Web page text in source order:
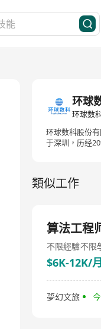
环球
环球数
环球数科股份
于深圳，历经
家知识产权优势企业。 二十余年来，集
刻理解，洞察
文旅、智慧生
管部门、
服务；在智慧
已为数十个行
火等场景化云
中小城市及区
城安应急等应
類似工作
算法工程
不限經驗不限
$6K-12K/月
夢幻文旅